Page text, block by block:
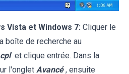
Vista et Windows 7: Cliquer le
boîte de recherche au
et clique entrée. Dans la
l'onglet Avancé , ensuite